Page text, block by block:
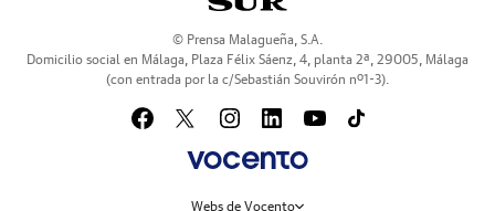
© Prensa Malagueña, S.A.
Domicilio social en Málaga, Plaza Félix Sáenz, 4, planta 2ª, 29005, Málaga
(con entrada por la c/Sebastián Souvirón nº1-3).
Webs de Vocento